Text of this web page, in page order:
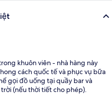
khuôn viên - nhà hàng này
cách quốc tế và phục vụ bữa
gọi đồ uống tại quầy bar và
(nếu thời tiết cho phép).